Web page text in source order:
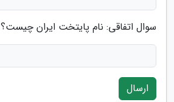
سوال اتفاقی: نام پایتخت ایران چیست؟
ارسال